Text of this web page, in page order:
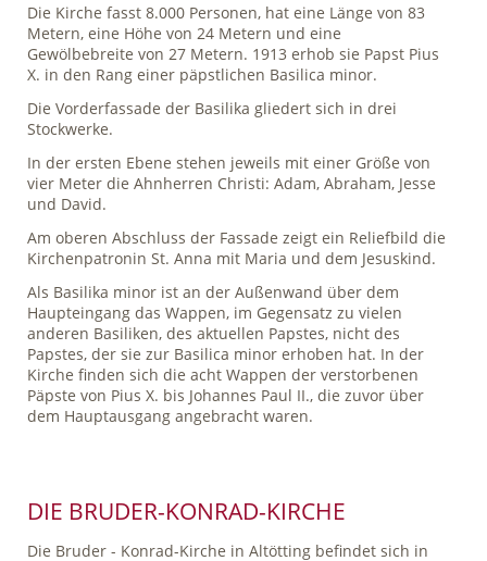
Die Kirche fasst 8.000 Personen, hat eine Länge von 83
Metern, eine Höhe von 24 Metern und eine
Gewölbebreite von 27 Metern. 1913 erhob sie Papst Pius
X. in den Rang einer päpstlichen Basilica minor.
Die Vorderfassade der Basilika gliedert sich in drei
Stockwerke.
In der ersten Ebene stehen jeweils mit einer Größe von
vier Meter die Ahnherren Christi: Adam, Abraham, Jesse
und David.
Am oberen Abschluss der Fassade zeigt ein Reliefbild die
Kirchenpatronin St. Anna mit Maria und dem Jesuskind.
Als Basilika minor ist an der Außenwand über dem
Haupteingang das Wappen, im Gegensatz zu vielen
anderen Basiliken, des aktuellen Papstes, nicht des
Papstes, der sie zur Basilica minor erhoben hat. In der
Kirche finden sich die acht Wappen der verstorbenen
Päpste von Pius X. bis Johannes Paul II., die zuvor über
dem Hauptausgang angebracht waren.
DIE BRUDER-KONRAD-KIRCHE
Die Bruder - Konrad-Kirche in Altötting befindet sich in